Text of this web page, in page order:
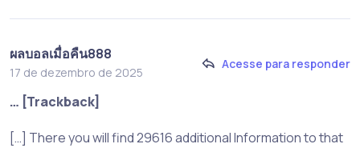
ผลบอลเมื่อคืน888
17 de dezembro de 2025
Acesse para responder
… [Trackback]
[…] There you will find 29616 additional Information to that